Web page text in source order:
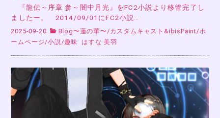
『龍伝～序章 参～闇中月光』をFC2小説より移管完了し
ましたー。 2014/09/01にFC2小説…
2025-09-20 Blog〜蓮の華〜/カスタムキャスト&ibisPaint/ホ
ームページ/小説/趣味 はすな 美羽